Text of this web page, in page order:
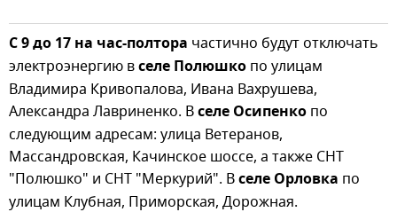
С 9 до 17 на час-полтора частично будут отключать
электроэнергию вселе Полюшко по улицам
Владимира Кривопалова, Ивана Вахрушева,
Александра Лавриненко. Вселе Осипенко по
следующим адресам: улица Ветеранов,
Массандровская, Качинское шоссе, а также СНТ
"Полюшко" и СНТ "Меркурий". Вселе Орловка по
улицам Клубная, Приморская, Дорожная.